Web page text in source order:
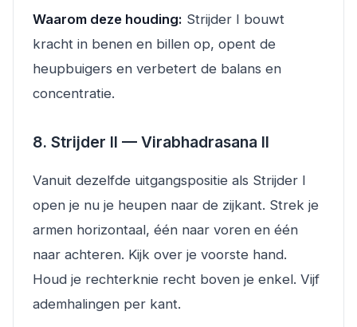
Waarom deze houding: Strijder I bouwt
kracht in benen en billen op, opent de
heupbuigers en verbetert de balans en
concentratie.
8. Strijder II — Virabhadrasana II
Vanuit dezelfde uitgangspositie als Strijder I
open je nu je heupen naar de zijkant. Strek je
armen horizontaal, één naar voren en één
naar achteren. Kijk over je voorste hand.
Houd je rechterknie recht boven je enkel. Vijf
ademhalingen per kant.